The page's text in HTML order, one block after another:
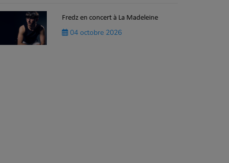
Fredz en concert à La Madeleine
04 octobre 2026